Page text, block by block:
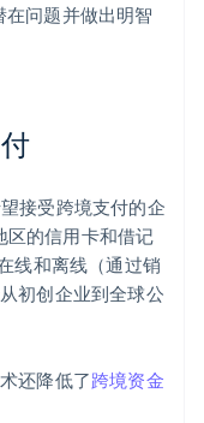
问题并做出明智
接受跨境支付的企
的信用卡和借记
线和离线（通过销
初创企业到全球公
还降低了跨境资金